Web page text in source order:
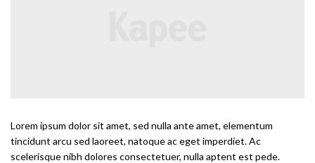
Lorem ipsum dolor sit amet, sed nulla ante amet, elementum
tincidunt arcu sed laoreet, natoque ac eget imperdiet. Ac
scelerisque nibh dolores consectetuer, nulla aptent est pede.